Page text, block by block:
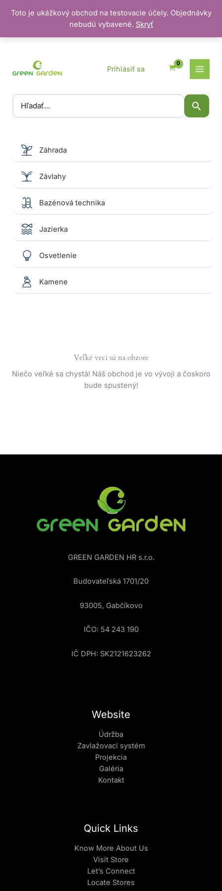
Toto je ukážkový obchod na testovacie účely. Objednávky
nebudú vybavené. Skryť
Vyhľadať:
Prihlásiť sa
Záhrada
Závlahy
Bazénová technika
Jazierka
Osvetlenie
Kamene
Veľké veci sú na obzore
Niečo veľké sa chystá! Náš obchod je vo vývoji a čoskoro
bude spustený!
GREEN GARDEN HR s.r.o.
Budovateľská 1701/20
93005, Gabčíkovo
IČO: 54 243 190
IČ DPH: SK2121623262
Website
Údržba
Zavlažovací systém
Projekcia
Galéria
Kontakt
Quick Links
Know More About Us
Visit Store
Let’s Connect
Locate Stores